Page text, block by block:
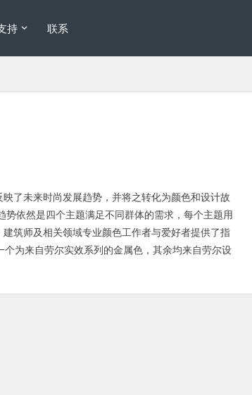
持 联系
了未来时尚发展趋势，并将之转化为颜色和设计故
依然是四个主题满足不同群体的需求，每个主题用
筑师及相关领域专业颜色工作者与爱好者提供了指
为来自劳尔实效系列的金属色，其余均来自劳尔设